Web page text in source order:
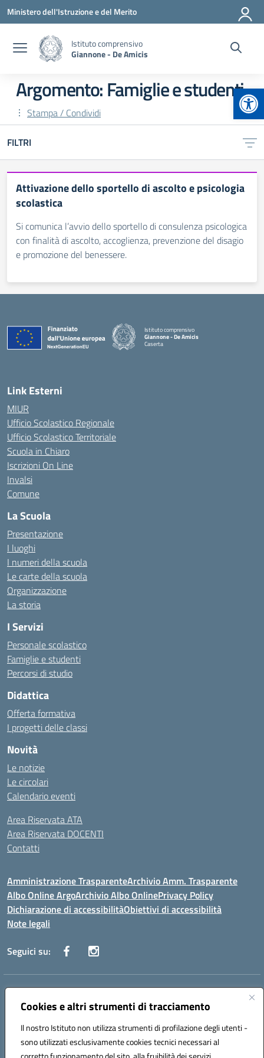
Cookies e altri strumenti di tracciamento
Il nostro Istituto non utilizza strumenti di profilazione degli utenti -
sono utilizzati esclusivamente cookies tecnici necessari al
Vai ai contenuti
Vai al menu di navigazione
Vai al footer
Ministero dell'Istruzione e del Merito
Istituto comprensivo
Giannone - De Amicis
Argomento: Famiglie e studenti
Stampa / Condividi
FILTRI
Attivazione dello sportello di ascolto e psicologia
scolastica
Si comunica l’avvio dello sportello di consulenza psicologica
con finalità di ascolto, accoglienza, prevenzione del disagio
e promozione del benessere.
Istituto comprensivo
Giannone - De Amicis
Caserta
Link Esterni
MIUR
Ufficio Scolastico Regionale
Ufficio Scolastico Territoriale
Scuola in Chiaro
Iscrizioni On Line
Invalsi
Comune
La Scuola
Presentazione
I luoghi
I numeri della scuola
Le carte della scuola
Organizzazione
La storia
I Servizi
Personale scolastico
Famiglie e studenti
Percorsi di studio
Didattica
Offerta formativa
I progetti delle classi
Novità
Le notizie
Le circolari
Calendario eventi
Area Riservata ATA
Area Riservata DOCENTI
Contatti
Amministrazione TrasparenteArchivio Amm. Trasparente
Albo Online ArgoArchivio Albo OnlinePrivacy Policy
Dichiarazione di accessibilitàObiettivi di accessibilità
Note legali
Seguici su:
Indirizzo:
Centralino:0823 742191 Email:CEIC8BC00Q@istruzione.it
Codice fiscale: 93117040613
Codice meccanografico:
CEIC8BC00Q